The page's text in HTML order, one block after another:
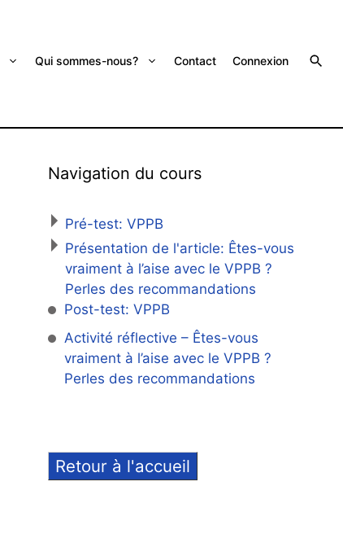
Qui sommes-nous? Contact Connexion
Navigation du cours
Pré-test: VPPB
Présentation de l'article: Êtes-vous
vraiment à l’aise avec le VPPB ?
Perles des recommandations
Post-test: VPPB
Activité réflective – Êtes-vous
vraiment à l’aise avec le VPPB ?
Perles des recommandations
Retour à l'accueil